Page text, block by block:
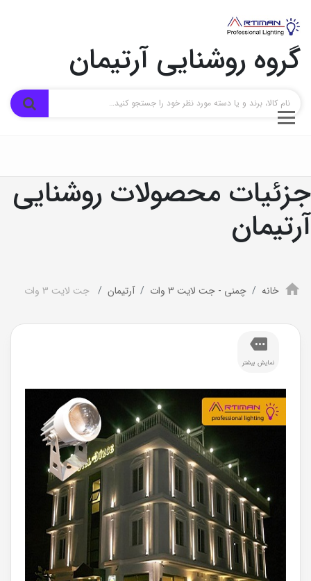
گروه روشنایی آرتیمان
جزئیات محصولات روشنایی
آرتیمان
خانه چمنی - جت لایت 3 وات آرتیمان جت لایت 3 وات
نمایش بیشتر